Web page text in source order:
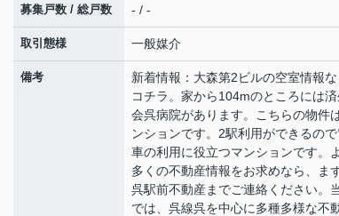
募集戸数 / 総戸数 - / -
取引態様 一般媒介
備考
新着情報：大森第2ビルの空室情報な
コチラ。家から104mのところには済
会呉病院があります。こちらの物件
ンションです。2駅利用ができるの
車の利用に役立つマンションです。
多くの不動産情報をお求めなら、ま
呉駅前不動産までご連絡ください。
では、呉線呉を中心に多種多様な不